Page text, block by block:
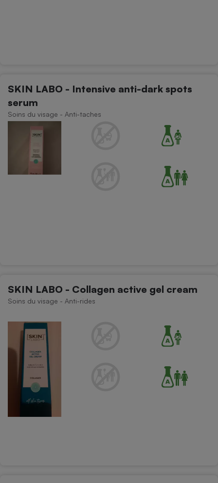
SKIN LABO - Intensive anti-dark spots
serum
Soins du visage - Anti-taches
SKIN LABO - Collagen active gel cream
Soins du visage - Anti-rides